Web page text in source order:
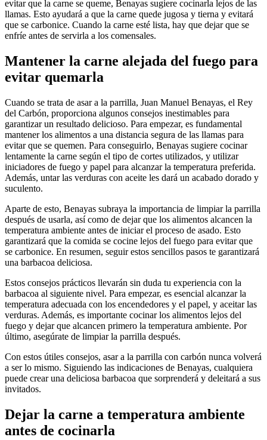
evitar que la carne se queme, Benayas sugiere cocinarla lejos de las
llamas. Esto ayudará a que la carne quede jugosa y tierna y evitará
que se carbonice. Cuando la carne esté lista, hay que dejar que se
enfríe antes de servirla a los comensales.
Mantener la carne alejada del fuego para
evitar quemarla
Cuando se trata de asar a la parrilla, Juan Manuel Benayas, el Rey
del Carbón, proporciona algunos consejos inestimables para
garantizar un resultado delicioso. Para empezar, es fundamental
mantener los alimentos a una distancia segura de las llamas para
evitar que se quemen. Para conseguirlo, Benayas sugiere cocinar
lentamente la carne según el tipo de cortes utilizados, y utilizar
iniciadores de fuego y papel para alcanzar la temperatura preferida.
Además, untar las verduras con aceite les dará un acabado dorado y
suculento.
Aparte de esto, Benayas subraya la importancia de limpiar la parrilla
después de usarla, así como de dejar que los alimentos alcancen la
temperatura ambiente antes de iniciar el proceso de asado. Esto
garantizará que la comida se cocine lejos del fuego para evitar que
se carbonice. En resumen, seguir estos sencillos pasos te garantizará
una barbacoa deliciosa.
Estos consejos prácticos llevarán sin duda tu experiencia con la
barbacoa al siguiente nivel. Para empezar, es esencial alcanzar la
temperatura adecuada con los encendedores y el papel, y aceitar las
verduras. Además, es importante cocinar los alimentos lejos del
fuego y dejar que alcancen primero la temperatura ambiente. Por
último, asegúrate de limpiar la parrilla después.
Con estos útiles consejos, asar a la parrilla con carbón nunca volverá
a ser lo mismo. Siguiendo las indicaciones de Benayas, cualquiera
puede crear una deliciosa barbacoa que sorprenderá y deleitará a sus
invitados.
Dejar la carne a temperatura ambiente
antes de cocinarla